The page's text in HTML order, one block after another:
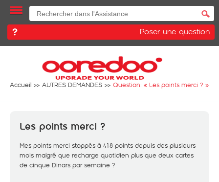
Poser une question
Accueil AUTRES DEMANDES Question: « Les points merci ? »
Les points merci ?
Mes points merci stoppés à 418 points depuis des plusieurs
mois malgré que recharge quotidien plus que deux cartes
de cinque Dinars par semaine ?